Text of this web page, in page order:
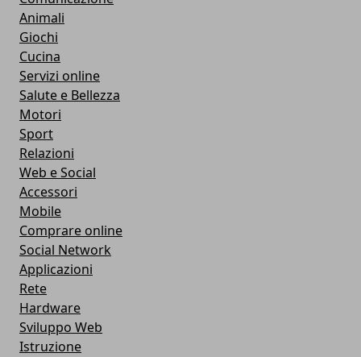
Animali
Giochi
Cucina
Servizi online
Salute e Bellezza
Motori
Sport
Relazioni
Web e Social
Accessori
Mobile
Comprare online
Social Network
Applicazioni
Rete
Hardware
Sviluppo Web
Istruzione